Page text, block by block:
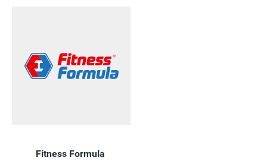
Fitness Formula